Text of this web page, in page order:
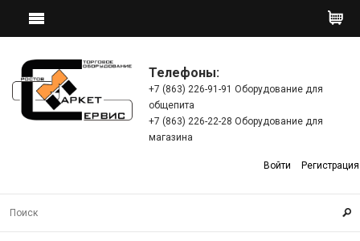
Телефоны:
+7 (863) 226-91-91 Оборудование для
общепита
+7 (863) 226-22-28 Оборудование для
магазина
Войти Регистрация